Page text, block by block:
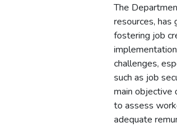
The
resources, has
fostering job
challenges,
such as job
main objective
to assess
adequate